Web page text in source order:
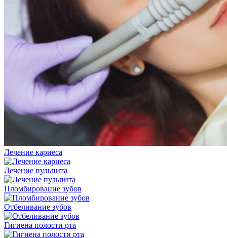
Лечение кариеса
Лечение пульпита
Пломбирование зубов
Отбеливание зубов
Гигиена полости рта